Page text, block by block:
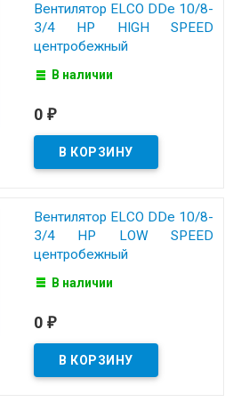
Вентилятор ELCO DDe 10/8-
3/4 HP HIGH SPEED
центробежный
В наличии
0 ₽
Вентилятор ELCO DDe 10/8-
3/4 HP LOW SPEED
центробежный
В наличии
0 ₽